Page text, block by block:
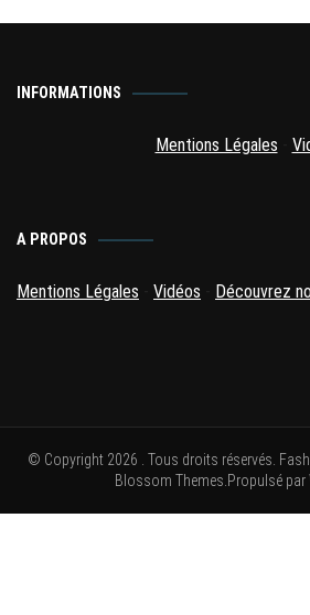
INFORMATIONS
Mentions Légales
A PROPOS
Mentions Légales Vidéos Découvrez
© Copyright 2026 . Tous droits réservés.
Blossom Themes.Propulsé par